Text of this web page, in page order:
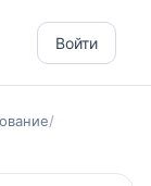
Войти
/